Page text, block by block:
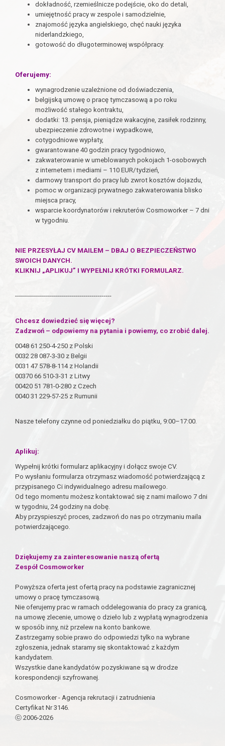
dokładność, rzemieślnicze podejście, oko do detali,
umiejętność pracy w zespole i samodzielnie,
znajomość języka angielskiego, chęć nauki języka
niderlandzkiego,
gotowość do długoterminowej współpracy.
Oferujemy:
wynagrodzenie uzależnione od doświadczenia,
belgijską umowę o pracę tymczasową a po roku
możliwość stałego kontraktu,
dodatki: 13. pensja, pieniądze wakacyjne, zasiłek rodzinny,
ubezpieczenie zdrowotne i wypadkowe,
cotygodniowe wypłaty,
gwarantowane 40 godzin pracy tygodniowo,
zakwaterowanie w umeblowanych pokojach 1-osobowych
z internetem i mediami – 110 EUR/tydzień,
darmowy transport do pracy lub zwrot kosztów dojazdu,
pomoc w organizacji prywatnego zakwaterowania blisko
miejsca pracy,
wsparcie koordynatorów i rekruterów Cosmoworker – 7 dni
w tygodniu.
NIE PRZESYŁAJ CV MAILEM – DBAJ O BEZPIECZEŃSTWO
SWOICH DANYCH.
KLIKNIJ „APLIKUJ” I WYPEŁNIJ KRÓTKI FORMULARZ.
------------------------------------------------
Chcesz dowiedzieć się więcej?
Zadzwoń – odpowiemy na pytania i powiemy, co zrobić dalej.
0048 61 250-4-250 z Polski
0032 28 087-3-30 z Belgii
0031 47 578-8-114 z Holandii
00370 66 510-3-31 z Litwy
00420 51 781-0-280 z Czech
0040 31 229-57-25 z Rumunii
Nasze telefony czynne od poniedziałku do piątku, 9:00–17:00.
Aplikuj:
Wypełnij krótki formularz aplikacyjny i dołącz swoje CV.
Po wysłaniu formularza otrzymasz wiadomość potwierdzającą z
przypisanego Ci indywidualnego adresu mailowego.
Od tego momentu możesz kontaktować się z nami mailowo 7 dni
w tygodniu, 24 godziny na dobę.
Aby przyspieszyć proces, zadzwoń do nas po otrzymaniu maila
potwierdzającego.
Dziękujemy za zainteresowanie naszą ofertą
Zespół Cosmoworker
Powyższa oferta jest ofertą pracy na podstawie zagranicznej
umowy o pracę tymczasową.
Nie oferujemy prac w ramach oddelegowania do pracy za granicą,
na umowę zlecenie, umowę o dzieło lub z wypłatą wynagrodzenia
w sposób inny, niż przelew na konto bankowe.
Zastrzegamy sobie prawo do odpowiedzi tylko na wybrane
zgłoszenia, jednak staramy się skontaktować z każdym
kandydatem.
Wszystkie dane kandydatów pozyskiwane są w drodze
korespondencji szyfrowanej.
Cosmoworker - Agencja rekrutacji i zatrudnienia
Certyfikat Nr 3146.
ⓒ 2006-2026